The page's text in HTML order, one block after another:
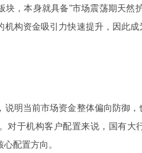
块，本身就具备"市场震荡期天然
机构资金吸引力快速提升，因此
说明当前市场资金整体偏向防御
对于机构客户配置来说，国有大
配置方向。